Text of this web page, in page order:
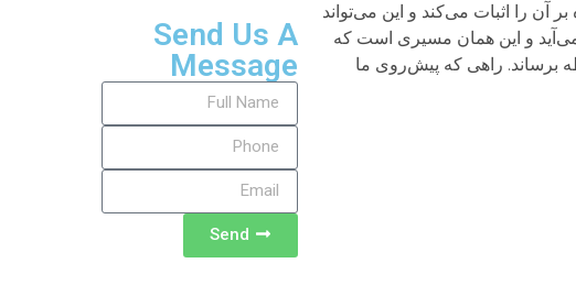
را اثبات می‌کند و این می‌تواند
و این همان مسیری است که
برساند. راهی که پیش‌روی ما
Send Us A
Message
Send